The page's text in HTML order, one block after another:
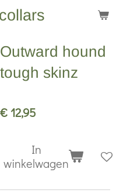
Outward hound
tough skinz
€ 12,95
In
winkelwagen